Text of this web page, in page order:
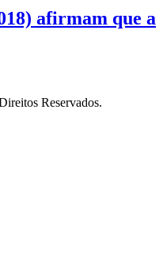
afirmam que a
Reservados.